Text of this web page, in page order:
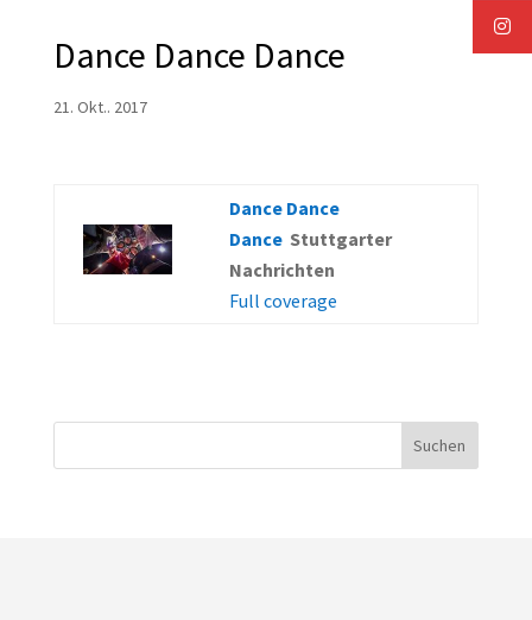
Dance Dance Dance
21. Okt.. 2017
Dance Dance
Dance Stuttgarter
Nachrichten
Full coverage
Suchen